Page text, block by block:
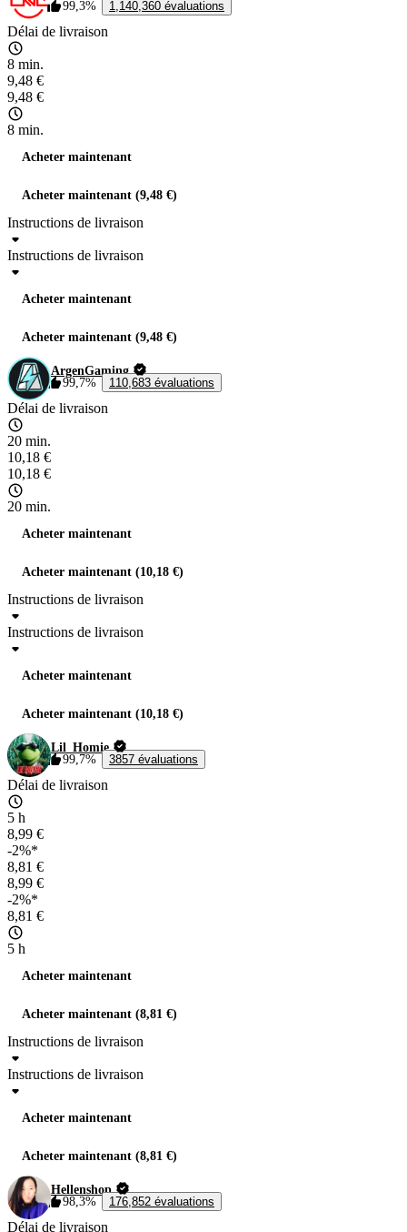
99,3%
1,140,360 évaluations
Délai de livraison
8 min.
9,48 €
9,48 €
8 min.
Acheter maintenant
Acheter maintenant (9,48 €)
Instructions de livraison
Instructions de livraison
Acheter maintenant
Acheter maintenant (9,48 €)
ArgenGaming
99,7%
110,683 évaluations
Délai de livraison
20 min.
10,18 €
10,18 €
20 min.
Acheter maintenant
Acheter maintenant (10,18 €)
Instructions de livraison
Instructions de livraison
Acheter maintenant
Acheter maintenant (10,18 €)
Lil_Homie
99,7%
3857 évaluations
Délai de livraison
5 h
8,99 €
-2%*
8,81 €
8,99 €
-2%*
8,81 €
5 h
Acheter maintenant
Acheter maintenant (8,81 €)
Instructions de livraison
Instructions de livraison
Acheter maintenant
Acheter maintenant (8,81 €)
Hellenshop
98,3%
176,852 évaluations
Délai de livraison